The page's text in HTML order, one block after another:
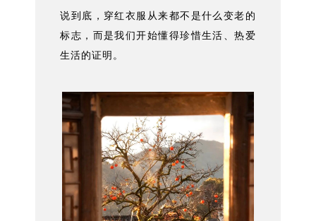
说到底，穿红衣服从来都不是什么变老的
标志，而是我们开始懂得珍惜生活、热爱
生活的证明。